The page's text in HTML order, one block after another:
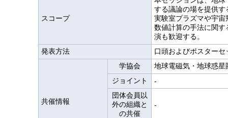
スコープ
する議論の場を提供
実験室プラズマや宇
数値計算の手法に関
演も歓迎する。
発表方法
口頭およびポスターセ
共催情報
学協会
地球電磁気・地球惑星
ジョイント
-
団体会員以
外の組織と
の共催
-